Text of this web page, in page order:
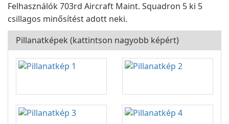
Felhasználók 703rd Aircraft Maint. Squadron 5 ki 5
csillagos minősítést adott neki.
Pillanatképek (kattintson nagyobb képért)